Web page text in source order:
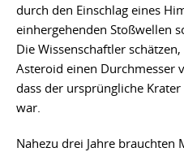
durch den Einschlag eines
einhergehenden Stoßwellen
Die Wissenschaftler
Asteroid einen Durchmesser
dass der ursprüngliche
war.
Nahezu drei Jahre brauchten